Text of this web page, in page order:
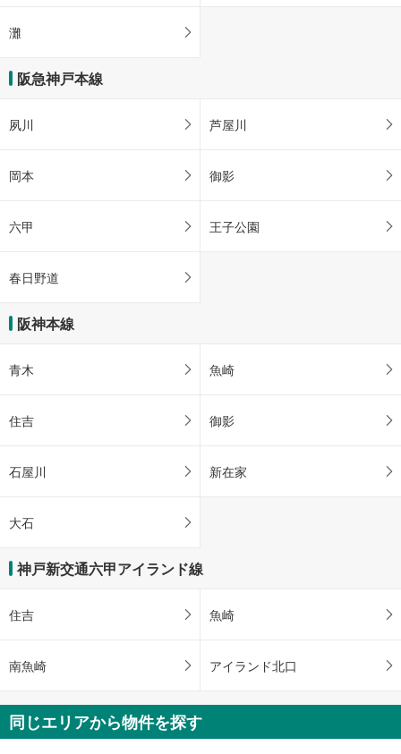
灘
阪急神戸本線
夙川 芦屋川
岡本 御影
六甲 王子公園
春日野道
阪神本線
青木 魚崎
住吉 御影
石屋川 新在家
大石
神戸新交通六甲アイランド線
住吉 魚崎
南魚崎 アイランド北口
同じエリアから物件を探す